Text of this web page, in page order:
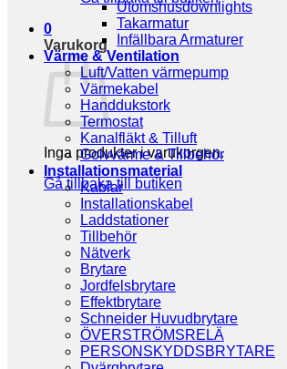
0
Varukorg
Inga produkter i varukorgen.
Gå tillbaka till butiken
Utomshusdownlights
Takarmatur
Infällbara Armaturer
Värme & Ventilation
Luft/Vatten värmepump
Värmekabel
Handdukstork
Termostat
Kanalfläkt & Tilluft
Golvvärme & Tillbehör
Installationsmaterial
Kablar
Installationskabel
Laddstationer
Tillbehör
Nätverk
Brytare
Jordfelsbrytare
Effektbrytare
Schneider Huvudbrytare
ÖVERSTRÖMSRELÄ
PERSONSKYDDSBRYTARE